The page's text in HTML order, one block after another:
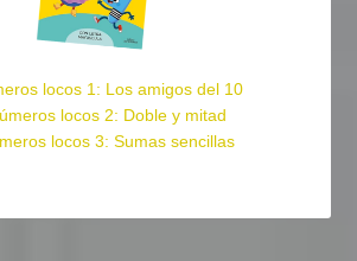
locos 1: Los amigos del 10
locos 2: Doble y mitad
locos 3: Sumas sencillas